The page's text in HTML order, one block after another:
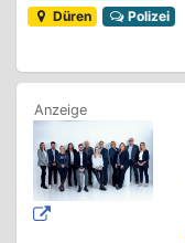
Düren
Polizei